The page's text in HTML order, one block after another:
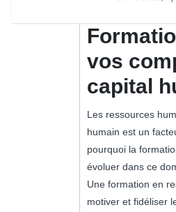
vos
capital
Les ressources
humain est un
pourquoi la
évoluer dans ce
Une formation en
motiver et fidéliser